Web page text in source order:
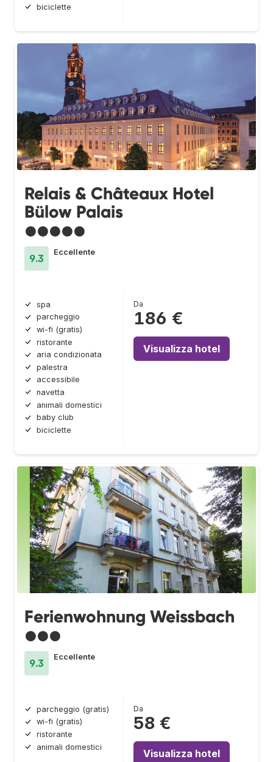
biciclette
Relais & Châteaux Hotel
Bülow Palais
●●●●●
9.3
Eccellente
spa
parcheggio
wi-fi (gratis)
ristorante
aria condizionata
palestra
accessibile
navetta
animali domestici
baby club
biciclette
Da
186 €
Visualizza hotel
Ferienwohnung Weissbach
●●●
9.3
Eccellente
parcheggio (gratis)
wi-fi (gratis)
ristorante
animali domestici
Da
58 €
Visualizza hotel